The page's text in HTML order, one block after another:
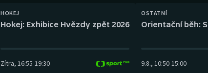
Plážový volejbal
HOKEJ
Hokej: Exhibice Hvězdy zpět 2026
Zítra, 16:55-19:30
OSTATNÍ
Orientační běh:
9.8., 10:50-15:00